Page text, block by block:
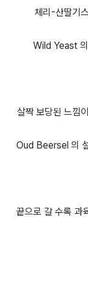
체리-산딸기
Wild Yeast 의
살짝 보당된 느낌
Oud Beersel 의
끝으로 갈 수록 과